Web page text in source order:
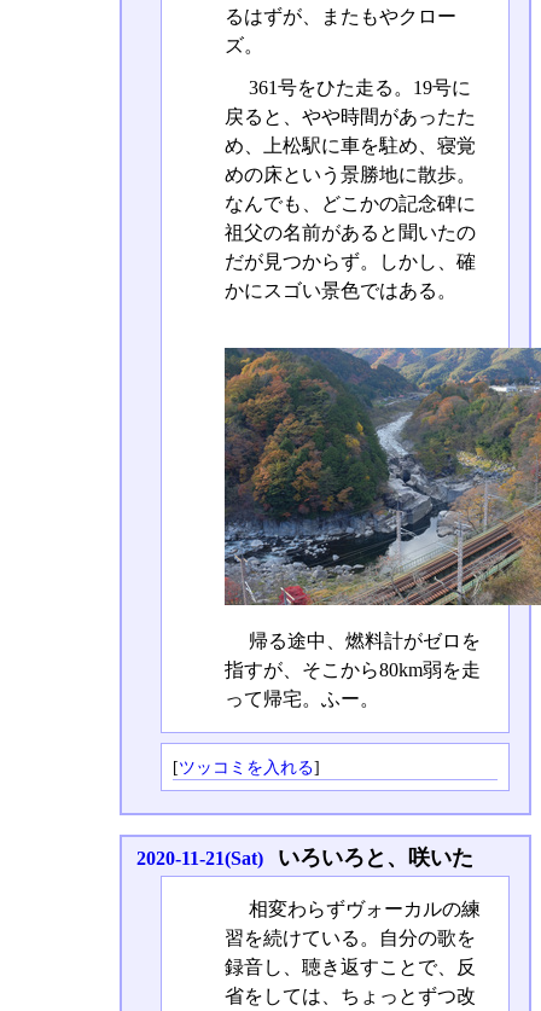
るはずが、またもやクロー
ズ。
361号をひた走る。19号に
戻ると、やや時間があったた
め、上松駅に車を駐め、寝覚
めの床という景勝地に散歩。
なんでも、どこかの記念碑に
祖父の名前があると聞いたの
だが見つからず。しかし、確
かにスゴい景色ではある。
帰る途中、燃料計がゼロを
指すが、そこから80km弱を走
って帰宅。ふー。
[ツッコミを入れる]
2020-11-21(Sat) いろいろと、咲いた
相変わらずヴォーカルの練
習を続けている。自分の歌を
録音し、聴き返すことで、反
省をしては、ちょっとずつ改